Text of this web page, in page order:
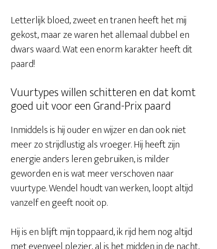
Letterlijk bloed, zweet en tranen heeft het mij
gekost, maar ze waren het allemaal dubbel en
dwars waard. Wat een enorm karakter heeft dit
paard!
Vuurtypes willen schitteren en dat komt
goed uit voor een Grand-Prix paard
Inmiddels is hij ouder en wijzer en dan ook niet
meer zo strijdlustig als vroeger. Hij heeft zijn
energie anders leren gebruiken, is milder
geworden en is wat meer verschoven naar
vuurtype. Wendel houdt van werken, loopt altijd
vanzelf en geeft nooit op.
Hij is en blijft mijn toppaard, ik rijd hem nog altijd